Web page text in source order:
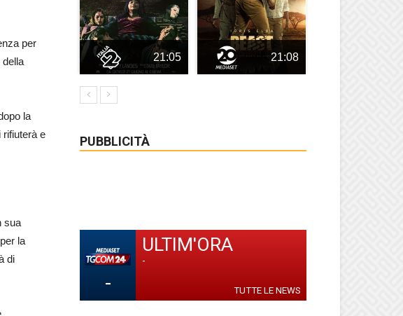
per
della
la
rifiuterà e
sua
la
di
21:05 21:08
PUBBLICITÀ
-
ULTIM'ORA
-
TUTTE LE NEWS